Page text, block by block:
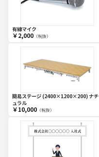
有線マイク
￥2,000（税抜）
簡易ステージ (2400×1200×200) ナチ
ュラル
￥10,000（税抜）